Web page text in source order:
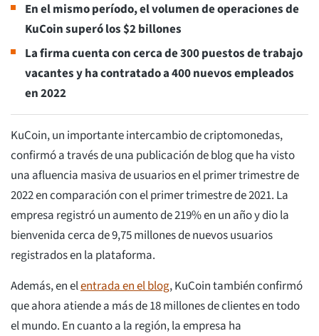
En el mismo período, el volumen de operaciones de
KuCoin superó los $2 billones
La firma cuenta con cerca de 300 puestos de trabajo
vacantes y ha contratado a 400 nuevos empleados
en 2022
KuCoin, un importante intercambio de criptomonedas,
confirmó a través de una publicación de blog que ha visto
una afluencia masiva de usuarios en el primer trimestre de
2022 en comparación con el primer trimestre de 2021. La
empresa registró un aumento de 219% en un año y dio la
bienvenida cerca de 9,75 millones de nuevos usuarios
registrados en la plataforma.
Además, en elentrada en el blog, KuCoin también confirmó
que ahora atiende a más de 18 millones de clientes en todo
el mundo. En cuanto a la región, la empresa ha